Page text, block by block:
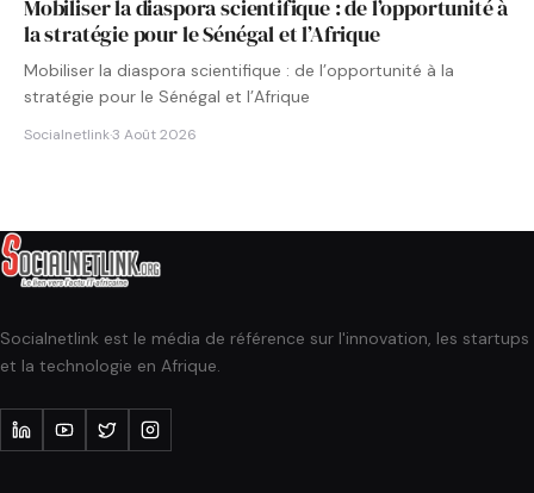
Mobiliser la diaspora scientifique : de l’opportunité à
la stratégie pour le Sénégal et l’Afrique
Mobiliser la diaspora scientifique : de l’opportunité à la
stratégie pour le Sénégal et l’Afrique
Socialnetlink·3 Août 2026
Socialnetlink est le média de référence sur l'innovation, les startups
et la technologie en Afrique.